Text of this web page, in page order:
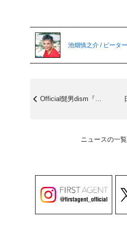
池畑慎之介 / ピータ
Official髭男dism『Sharo...
ニュースの一